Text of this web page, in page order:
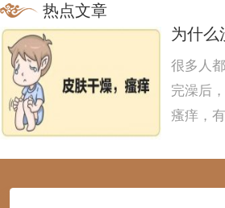
热点文章
为什么
很多人
完澡后
瘙痒，有
123456